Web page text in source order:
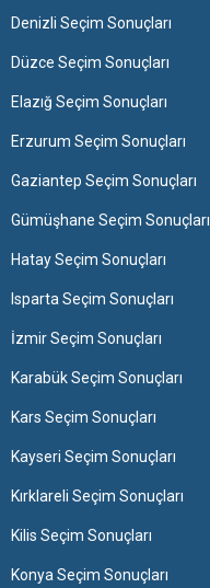
Denizli Seçim Sonuçları
Düzce Seçim Sonuçları
Elazığ Seçim Sonuçları
Erzurum Seçim Sonuçları
Gaziantep Seçim Sonuçları
Gümüşhane Seçim Sonuçları
Hatay Seçim Sonuçları
Isparta Seçim Sonuçları
İzmir Seçim Sonuçları
Karabük Seçim Sonuçları
Kars Seçim Sonuçları
Kayseri Seçim Sonuçları
Kırklareli Seçim Sonuçları
Kilis Seçim Sonuçları
Konya Seçim Sonuçları